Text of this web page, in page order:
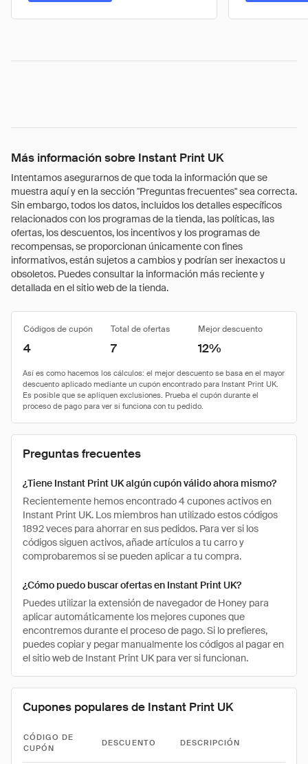
Más información sobre Instant Print UK
Intentamos asegurarnos de que toda la información que se
muestra aquí y en la sección "Preguntas frecuentes" sea correcta.
Sin embargo, todos los datos, incluidos los detalles específicos
relacionados con los programas de la tienda, las políticas, las
ofertas, los descuentos, los incentivos y los programas de
recompensas, se proporcionan únicamente con fines
informativos, están sujetos a cambios y podrían ser inexactos u
obsoletos. Puedes consultar la información más reciente y
detallada en el sitio web de la tienda.
Códigos de cupón Total de ofertas Mejor descuento
4 7 12%
Preguntas frecuentes
¿Tiene Instant Print UK algún cupón válido ahora mismo?
Recientemente hemos encontrado 4 cupones activos en
Instant Print UK. Los miembros han utilizado estos códigos
1892 veces para ahorrar en sus pedidos. Para ver si los
códigos siguen activos, añade artículos a tu carro y
comprobaremos si se pueden aplicar a tu compra.
¿Cómo puedo buscar ofertas en Instant Print UK?
Puedes utilizar la extensión de navegador de Honey para
aplicar automáticamente los mejores cupones que
encontremos durante el proceso de pago. Si lo prefieres,
puedes copiar y pegar manualmente los códigos al pagar en
el sitio web de Instant Print UK para ver si funcionan.
Cupones populares de Instant Print UK
CÓDIGO DE
CUPÓN
DESCUENTO DESCRIPCIÓN